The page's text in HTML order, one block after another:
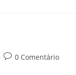
0 Comentário